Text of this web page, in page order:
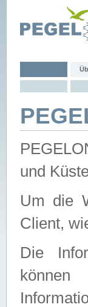
und
Um die
Client,
Die